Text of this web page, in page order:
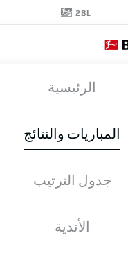
2BL
الرئيسية
المباريات والنتائج
جدول الترتيب
الأندية
الأخبار التشكيلات الإحصائيات